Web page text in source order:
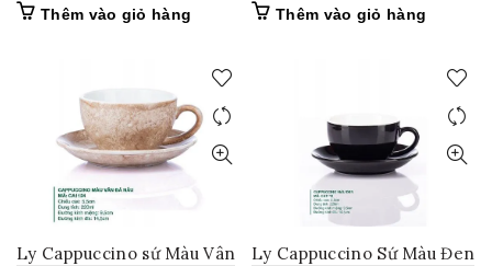
Thêm vào giỏ hàng Thêm vào giỏ hàng
Ly Cappuccino sứ Màu Vân
Ly Cappuccino Sứ Màu Đen